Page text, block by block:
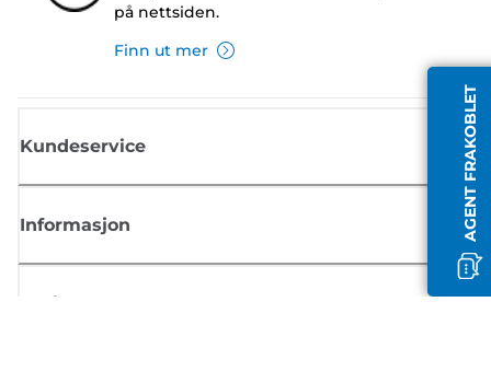
AGENT FRAKOBLET
på nettsiden.
Finn ut mer
Kundeservice
Informasjon
Butikk